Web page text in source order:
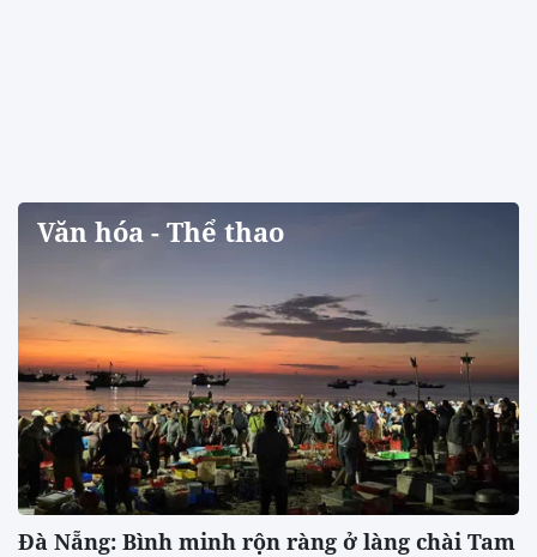
Văn hóa - Thể thao
Đà Nẵng: Bình minh rộn ràng ở làng chài Tam